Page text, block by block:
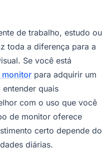
de trabalho, estudo ou
toda a diferença para a
Se você está
monitor para adquirir um
quais
com o uso que você
de monitor oferece
certo depende do
diárias.